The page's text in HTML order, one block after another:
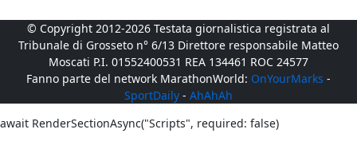
© Copyright 2012-2026 Testata giornalistica registrata al
Tribunale di Grosseto n° 6/13 Direttore responsabile Matteo
Moscati P.I. 01552400531 REA 134461 ROC 24577
Fanno parte del network MarathonWorld: OnYourMarks -
SportDaily - AhAhAh
await RenderSectionAsync("Scripts", required: false)